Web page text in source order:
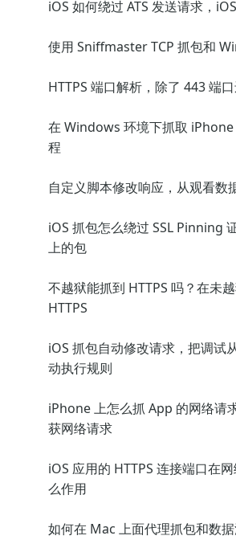
iOS 如何绕过 ATS 发送请求，
使用 Sniffmaster TCP 抓包和
HTTPS 端口解析，除了 443 端
在 Windows 环境下抓取
程
自定义脚本修改响应，从观看数
iOS 抓包怎么绕过 SSL Pinning
上的包
不越狱能抓到 HTTPS 吗？在未
HTTPS
iOS 抓包自动修改请求，把调试
动执行规则
iPhone 上怎么抓 App 的网络请
获网络请求
iOS 应用的 HTTPS 连接端口在
么作用
如何在 Mac 上面代理抓包和数